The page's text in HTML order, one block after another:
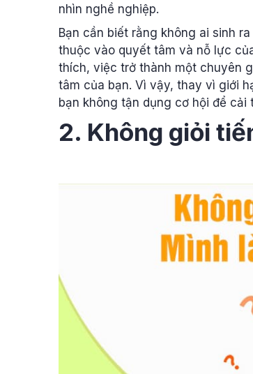
nhìn nghề nghiệp.
Bạn cần biết rằng không ai sinh
thuộc vào quyết tâm và nỗ lực
thích, việc trở thành một chuyên
tâm của bạn. Vì vậy, thay vì giới
bạn không tận dụng cơ hội để
2. Không giỏi